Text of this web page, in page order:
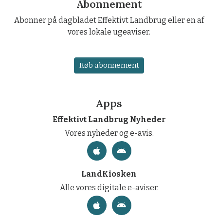
Abonnement
Abonner på dagbladet Effektivt Landbrug eller en af
vores lokale ugeaviser.
Køb abonnement
Apps
Effektivt Landbrug Nyheder
Vores nyheder og e-avis.
LandKiosken
Alle vores digitale e-aviser.